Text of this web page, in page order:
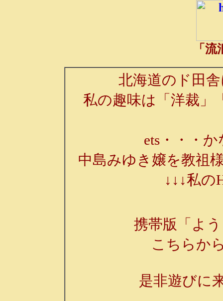
「
北海道のド田
私の趣味は「洋裁」
ets・・・
中島みゆき嬢を教祖
↓↓↓私の
携帯版「よ
こちらか
是非遊びに